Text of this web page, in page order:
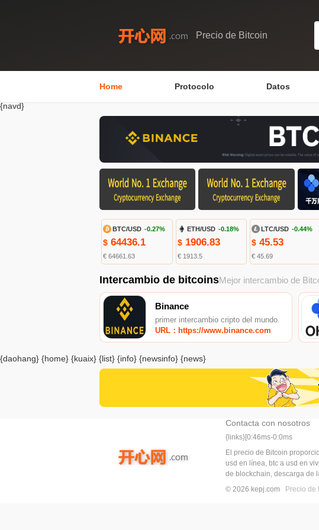
Precio de Bitcoin
Home Protocolo Datos
{navd}
BTC/USD -0.27%
$ 64436.1
€ 64661.63
ETH/USD -0.18%
$1906.83
€ 1913.5
LTC/USD -0.44%
$45.53
€ 45.69
Intercambio de bitcoinsMejor intercambio de
Binance
primer intercambio cripto del mundo.
URL：https://www.binance.com
{daohang} {home} {kuaix} {list} {info} {newsinfo} {news}
Contacta con nosotros
{links}[0:46ms-0:0ms
El precio de Bitcoin
usd en línea, btc a usd en
de blockchain, descarga de
© 2026 kepj.com
Precio de